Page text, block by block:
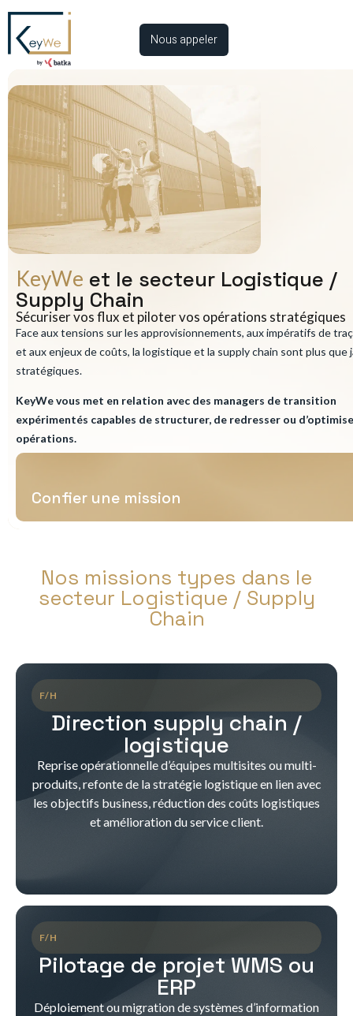
Nous appeler
KeyWe et le secteur Logistique /
Supply Chain
Sécuriser vos flux et piloter vos opérations stratégiques
Face aux tensions sur les approvisionnements, aux impératifs de
et aux enjeux de coûts, la logistique et la supply chain sont plus que
stratégiques.
KeyWe vous met en relation avec des managers de transition
expérimentés capables de structurer, de redresser ou
opérations.
Confier une mission
Nos missions types dans le
secteur Logistique / Supply
Chain
F/H
Direction supply chain /
logistique
Reprise opérationnelle d’équipes multisites ou multi-
produits, refonte de la stratégie logistique en lien avec
les objectifs business, réduction des coûts logistiques
et amélioration du service client.
F/H
Pilotage de projet WMS ou
ERP
Déploiement ou migration de systèmes d’information